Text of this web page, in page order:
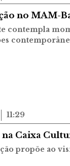
no MAM-
contempla
11:29
Caixa
propõe ao